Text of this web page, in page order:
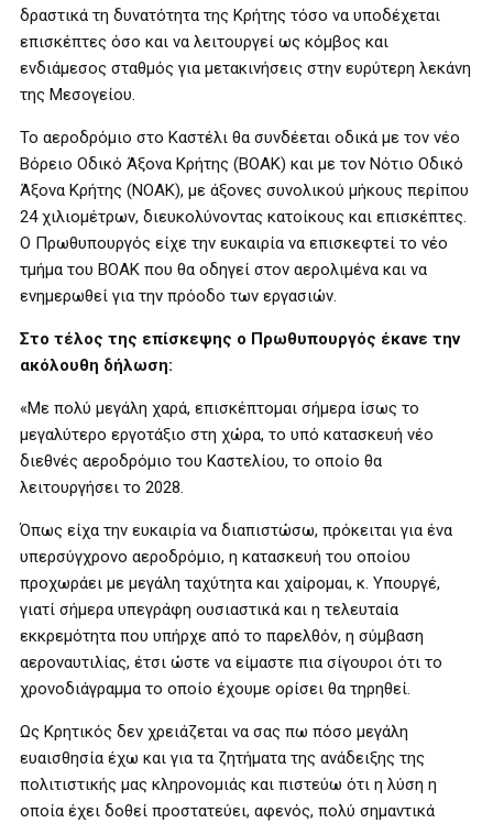
δραστικά τη δυνατότητα της Κρήτης τόσο να υποδέχεται
επισκέπτες όσο και να λειτουργεί ως κόμβος και
ενδιάμεσος σταθμός για μετακινήσεις στην ευρύτερη λεκάνη
της Μεσογείου.
Το αεροδρόμιο στο Καστέλι θα συνδέεται οδικά με τον νέο
Βόρειο Οδικό Άξονα Κρήτης (ΒΟΑΚ) και με τον Νότιο Οδικό
Άξονα Κρήτης (ΝΟΑΚ), με άξονες συνολικού μήκους περίπου
24 χιλιομέτρων, διευκολύνοντας κατοίκους και επισκέπτες.
Ο Πρωθυπουργός είχε την ευκαιρία να επισκεφτεί το νέο
τμήμα του ΒΟΑΚ που θα οδηγεί στον αερολιμένα και να
ενημερωθεί για την πρόοδο των εργασιών.
Στο τέλος της επίσκεψης ο Πρωθυπουργός έκανε την
ακόλουθη δήλωση:
«Με πολύ μεγάλη χαρά, επισκέπτομαι σήμερα ίσως το
μεγαλύτερο εργοτάξιο στη χώρα, το υπό κατασκευή νέο
διεθνές αεροδρόμιο του Καστελίου, το οποίο θα
λειτουργήσει το 2028.
Όπως είχα την ευκαιρία να διαπιστώσω, πρόκειται για ένα
υπερσύγχρονο αεροδρόμιο, η κατασκευή του οποίου
προχωράει με μεγάλη ταχύτητα και χαίρομαι, κ. Υπουργέ,
γιατί σήμερα υπεγράφη ουσιαστικά και η τελευταία
εκκρεμότητα που υπήρχε από το παρελθόν, η σύμβαση
αεροναυτιλίας, έτσι ώστε να είμαστε πια σίγουροι ότι το
χρονοδιάγραμμα το οποίο έχουμε ορίσει θα τηρηθεί.
Ως Κρητικός δεν χρειάζεται να σας πω πόσο μεγάλη
ευαισθησία έχω και για τα ζητήματα της ανάδειξης της
πολιτιστικής μας κληρονομιάς και πιστεύω ότι η λύση η
οποία έχει δοθεί προστατεύει, αφενός, πολύ σημαντικά